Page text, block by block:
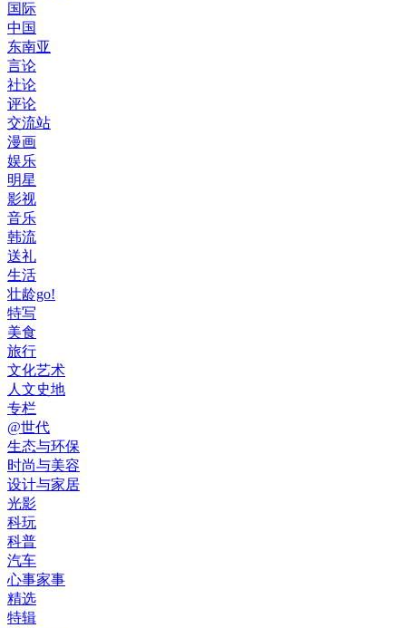
国际
中国
东南亚
言论
社论
评论
交流站
漫画
娱乐
明星
影视
音乐
韩流
送礼
生活
壮龄go!
特写
美食
旅行
文化艺术
人文史地
专栏
@世代
生态与环保
时尚与美容
设计与家居
光影
科玩
科普
汽车
心事家事
精选
特辑